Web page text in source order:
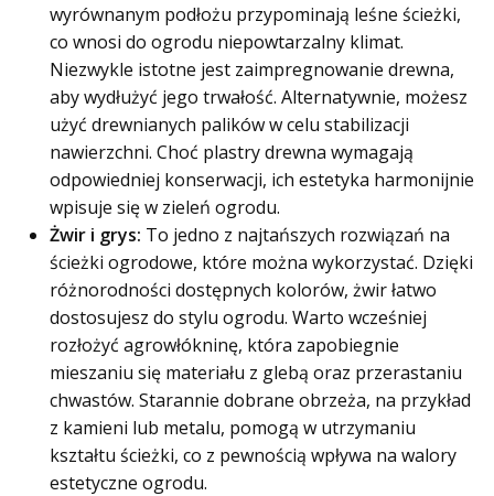
wyrównanym podłożu przypominają leśne ścieżki,
co wnosi do ogrodu niepowtarzalny klimat.
Niezwykle istotne jest zaimpregnowanie drewna,
aby wydłużyć jego trwałość. Alternatywnie, możesz
użyć drewnianych palików w celu stabilizacji
nawierzchni. Choć plastry drewna wymagają
odpowiedniej konserwacji, ich estetyka harmonijnie
wpisuje się w zieleń ogrodu.
Żwir i grys: To jedno z najtańszych rozwiązań na
ścieżki ogrodowe, które można wykorzystać. Dzięki
różnorodności dostępnych kolorów, żwir łatwo
dostosujesz do stylu ogrodu. Warto wcześniej
rozłożyć agrowłókninę, która zapobiegnie
mieszaniu się materiału z glebą oraz przerastaniu
chwastów. Starannie dobrane obrzeża, na przykład
z kamieni lub metalu, pomogą w utrzymaniu
kształtu ścieżki, co z pewnością wpływa na walory
estetyczne ogrodu.